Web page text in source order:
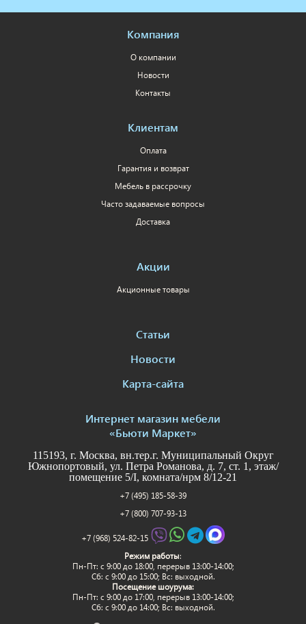
Компания
О компании
Новости
Контакты
Клиентам
Оплата
Гарантия и возврат
Мебель в рассрочку
Часто задаваемые вопросы
Доставка
Акции
Акционные товары
Статьи
Новости
Карта-сайта
Интернет магазин мебели
«Бьюти Маркет»
115193, г. Москва, вн.тер.г. Муниципальный Округ
Южнопортовый, ул. Петра Романова, д. 7, ст. 1, этаж/
помещение 5/I, комната/нрм 8/12-21
+7 (495) 185-58-39
+7 (800) 707-93-13
+7 (968) 524-82-15
Режим работы:
Пн-Пт: c 9:00 до 18:00, перерыв 13:00-14:00;
Сб: с 9:00 до 15:00; Вс: выходной.
Посещение шоурума:
Пн-Пт: c 9:00 до 17:00, перерыв 13:00-14:00;
Сб: с 9:00 до 14:00; Вс: выходной.